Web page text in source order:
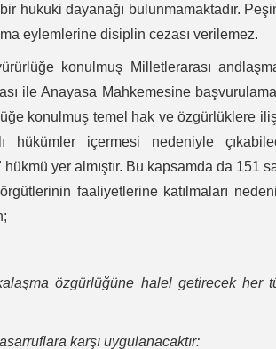
hukuki dayanağı bulunmamaktadır.
eylemlerine disiplin cezası verilemez.
konulmuş Milletlerarası
ile Anayasa Mahkemesine
konulmuş temel hak ve özgürlüklere
hükümler içermesi nedeniyle
yer almıştır. Bu kapsamda da 151
faaliyetlerine katılmaları
özgürlüğüne halel getirecek her
karşı uygulanacaktır: